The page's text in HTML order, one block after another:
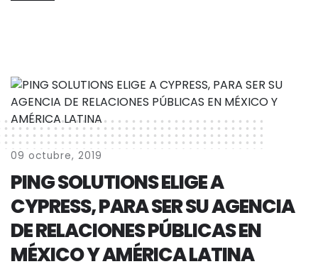
09 octubre, 2019
PING SOLUTIONS ELIGE A
CYPRESS, PARA SER SU AGENCIA
DE RELACIONES PÚBLICAS EN
MÉXICO Y AMÉRICA LATINA